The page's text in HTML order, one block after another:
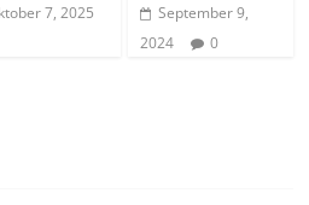
7, 2025
September 9,
2024
0